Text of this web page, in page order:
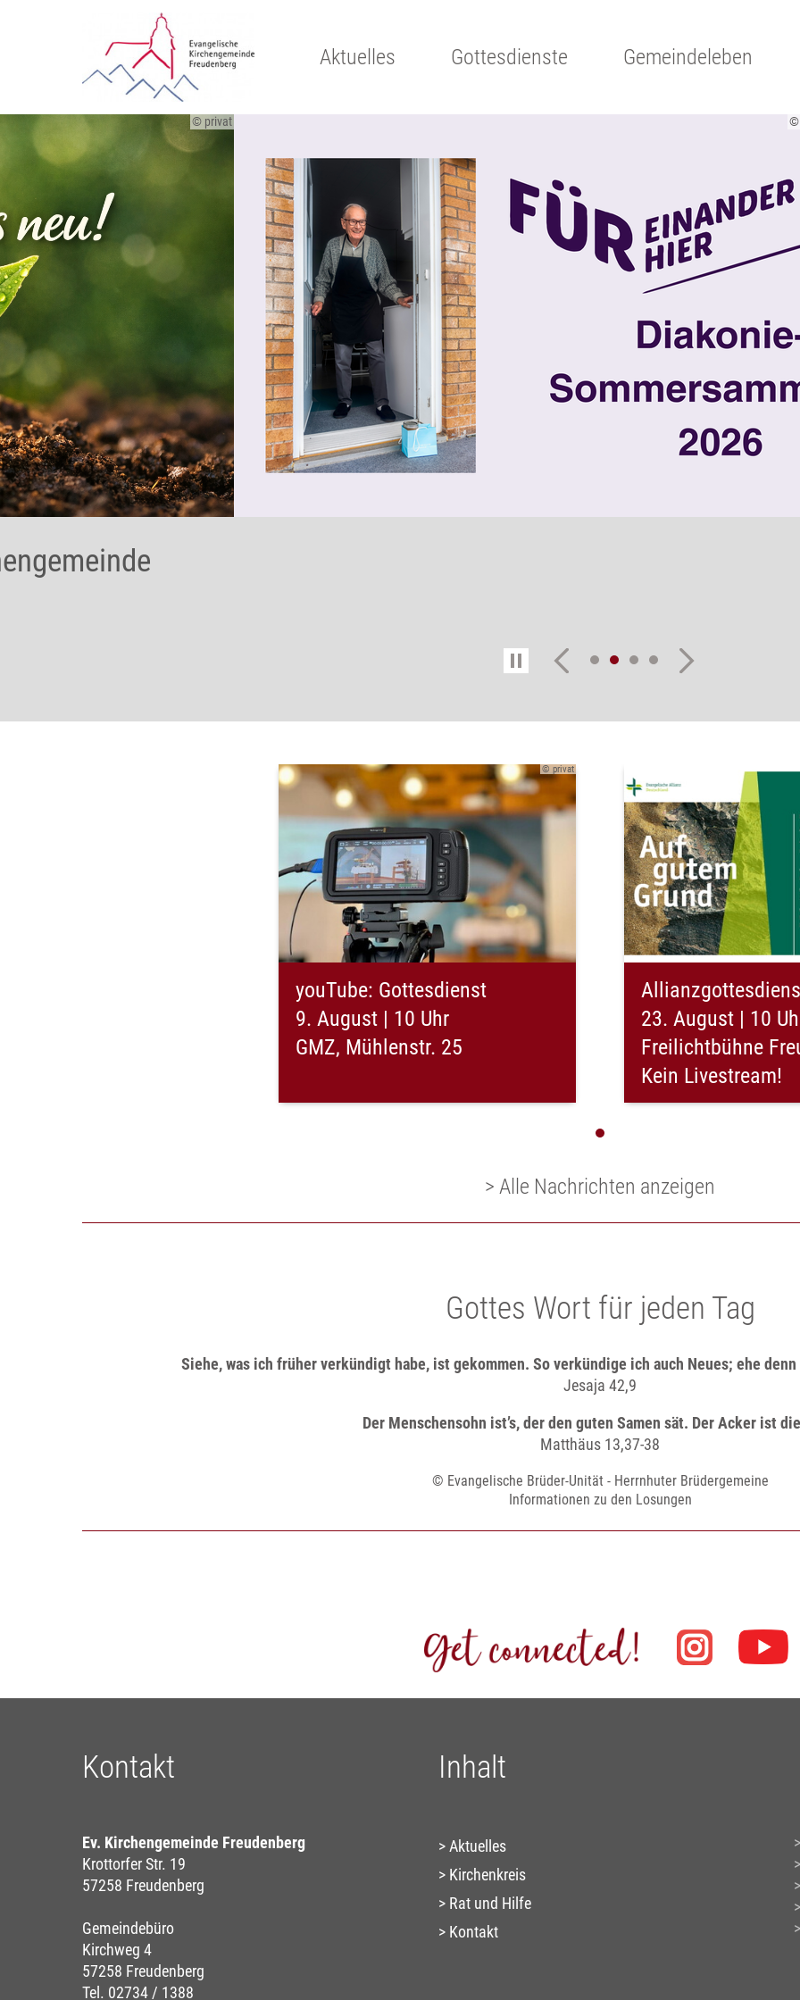
Aktuelles Gottesdienste Gemeindeleben
© privat ©
© privat
youTube: Gottesdienst
9. August | 10 Uhr
GMZ, Mühlenstr. 25
23. August | 10
Freilichtbühne
Kein Livestream!
> Alle Nachrichten anzeigen
Gottes Wort für jeden Tag
Siehe, was ich früher verkündigt habe, ist gekommen. So verkündige ich auch Neues; ehe denn
Jesaja 42,9
Der Menschensohn ist’s, der den guten Samen sät. Der Acker ist
Matthäus 13,37-38
© Evangelische Brüder-Unität - Herrnhuter Brüdergemeine
Informationen zu den Losungen
Kontakt
Ev. Kirchengemeinde Freudenberg
Krottorfer Str. 19
57258 Freudenberg
Gemeindebüro
Kirchweg 4
57258 Freudenberg
Tel. 02734 / 1388
Inhalt
Aktuelles
Kirchenkreis
Rat und Hilfe
Kontakt